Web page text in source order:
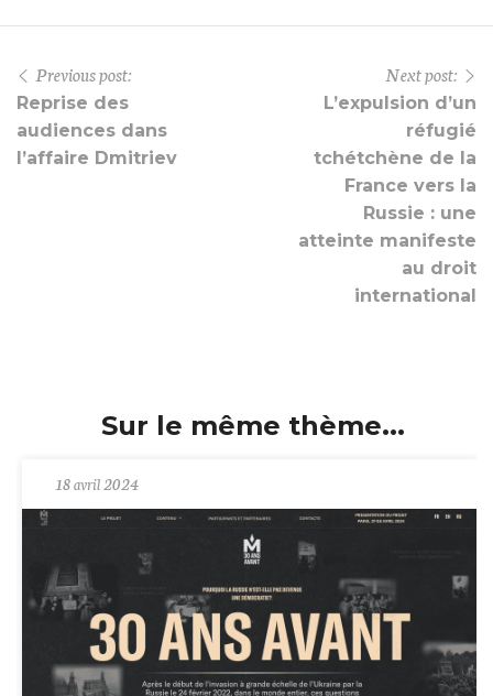
Previous post:
Reprise des
audiences dans
l’affaire Dmitriev
Next post:
L’expulsion d’un
réfugié
tchétchène de la
France vers la
Russie : une
atteinte manifeste
au droit
international
Sur le même thème...
18 avril 2024